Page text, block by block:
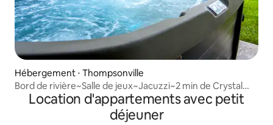
Hébergement ⋅ Thompsonville
Bord de rivière~Salle de jeux~Jacuzzi~2 min de Crystal
Mtn~2 logements
Location d'appartements avec petit
déjeuner